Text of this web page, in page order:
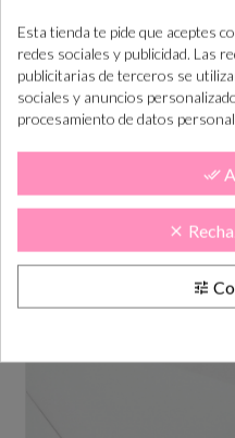
Barra de
Esta tienda te pide que aceptes
redes sociales y publicidad. Las
publicitarias de terceros se
sociales y anuncios
procesamiento de datos
done_all
clear
tune